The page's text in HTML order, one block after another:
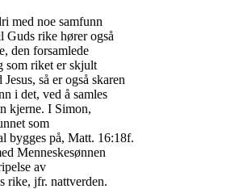
med noe samfunn
Guds rike hører også
den forsamlede
som riket er skjult
så er også skaren
i det, ved å samles
kjerne. I Simon,
som
bygges på, Matt. 16:18f.
Menneskesønnen
av
rike, jfr. nattverden.